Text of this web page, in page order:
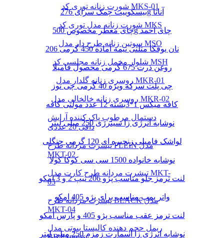
شورت زنانه توری کد MKS-01
شورت زنانه مدل توری کد MKS
سوتین زنانه طرح دار مدل MSO
شلوار مخمل زنانه مجلسی کد MSH
روسری زنانه گلدار مدل MKR-01
روسری زنانه خالخالی مدل MKR-02
دستمال مرطوب پاک کننده آرایش
دافی 20 عددی
تیشرت مردانه طرح PLEIN مدل
MKT-02
تیشرت مردانه طرح کارت مدل MKT-
03
تیشرت مردانه طرح BLACK مدل
MKT-04
ریمل حجم دهنده کالیستا بیوتی مدل
بیسکوییت چمک سرای 276g آناتا
چای معطر مخصوص 500g چای احمد
نان یوفکا مثلثی نیمه آماده 450 گرمی 206
روغن ذرت 675 گرمی محصول فامیلا
چی پلت سرکه ویژه 40 گرمی چی توز
کافه میکس 1*3بسته 12 عدد مولتی کافه
نوشابه انرژی زا سینرژی 250 میلی لیتر
لواشک فامیلی زنجیره ای 120 گرمی جنگلی
نوشابه خانواده 1500 سی سی کوکا کولا
لنت ترمز جلو مناسب پژو 206 تیپ 2 و 3 امکو
واتر پمپ مناسب برای پژو 405 امکو
لنت ترمز عقب مناسب پژو 405 و پارس امکو
نوشابه انرژی زا اسمارت زمزم 250 میلی لیتر